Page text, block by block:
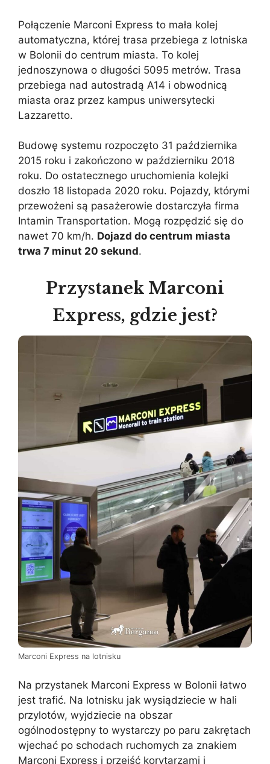
Połączenie Marconi Express to mała kolej
automatyczna, której trasa przebiega z lotniska
w Bolonii do centrum miasta. To kolej
jednoszynowa o długości 5095 metrów. Trasa
przebiega nad autostradą A14 i obwodnicą
miasta oraz przez kampus uniwersytecki
Lazzaretto.
Budowę systemu rozpoczęto 31 października
2015 roku i zakończono w październiku 2018
roku. Do ostatecznego uruchomienia kolejki
doszło 18 listopada 2020 roku. Pojazdy, którymi
przewożeni są pasażerowie dostarczyła firma
Intamin Transportation. Mogą rozpędzić się do
nawet 70 km/h. Dojazd do centrum miasta
trwa 7 minut 20 sekund.
Przystanek Marconi
Express, gdzie jest?
Marconi Express na lotnisku
Na przystanek Marconi Express w Bolonii łatwo
jest trafić. Na lotnisku jak wysiądziecie w hali
przylotów, wyjdziecie na obszar
ogólnodostępny to wystarczy po paru zakrętach
wjechać po schodach ruchomych za znakiem
Marconi Express i przejść korytarzami i